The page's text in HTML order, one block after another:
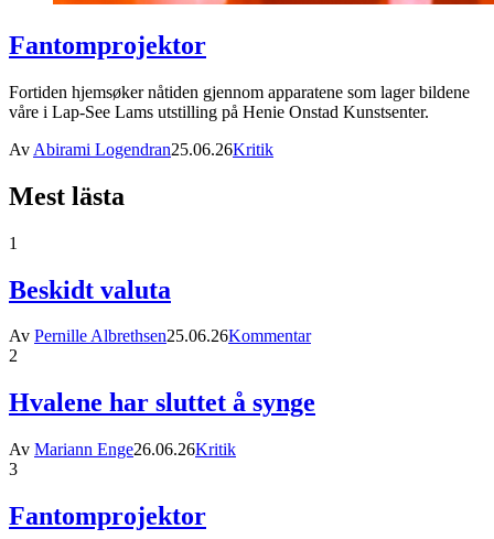
Fantomprojektor
Fortiden hjemsøker nåtiden gjennom apparatene som lager bildene
våre i Lap-See Lams utstilling på Henie Onstad Kunstsenter.
Av Abirami Logendran25.06.26Kritik
Mest lästa
1
Beskidt valuta
Av Pernille Albrethsen25.06.26Kommentar
2
Hvalene har sluttet å synge
Av Mariann Enge26.06.26Kritik
3
Fantomprojektor